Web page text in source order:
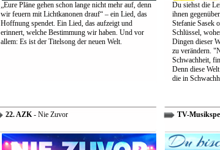
„Eure Pläne gehen schon lange nicht mehr auf, denn
wir feuern mit Lichtkanonen drauf“ – ein Lied, das
Hoffnung spendet. Ein Lied, das aufzeigt und
erinnert, welche Bestimmung wir haben. Und vor
allem: Es ist der Titelsong der neuen Welt.
Du siehst die
ihnen
Stefanie Sasek
Schlüssel,
Dingen dieser
zu verändern.
Schwachheit,
Denn diese
die in
22. AZK- Nie Zuvor TV-